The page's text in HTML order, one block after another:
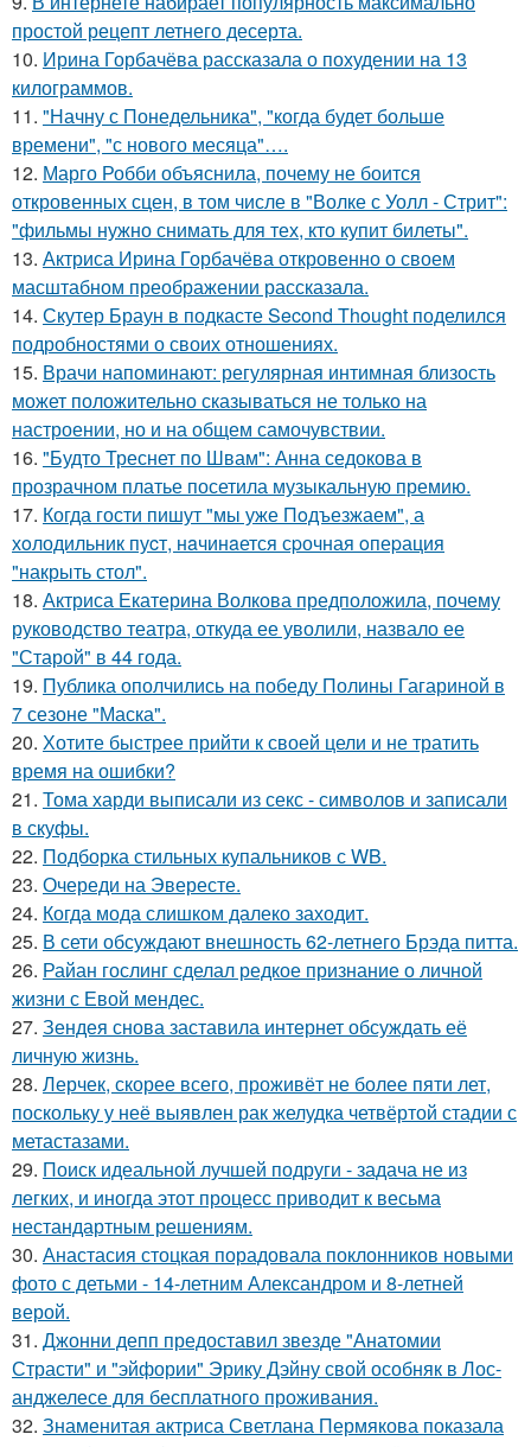
простой рецепт летнего десерта.
10. Ирина Горбачёва рассказала о похудении на 13
килограммов.
11. "Начну с Понедельника", "когда будет больше
времени", "с нового месяца"….
12. Марго Робби объяснила, почему не боится
откровенных сцен, в том числе в "Волке с Уолл - Стрит":
"фильмы нужно снимать для тех, кто купит билеты".
13. Актриса Ирина Горбачёва откровенно о своем
масштабном преображении рассказала.
14. Скутер Браун в подкасте Second Thought поделился
подробностями о своих отношениях.
15. Врачи напоминают: регулярная интимная близость
может положительно сказываться не только на
настроении, но и на общем самочувствии.
16. "Будто Треснет по Швам": Анна седокова в
прозрачном платье посетила музыкальную премию.
17. Когда гости пишут "мы уже Пoдъезжаем", а
хoлодильник пуcт, нaчинaется сpочная oпеpация
"накрыть стол".
18. Актриса Екатерина Волкова предположила, почему
руководство театра, откуда ее уволили, назвало ее
"Старой" в 44 года.
19. Публика ополчились на победу Полины Гагариной в
7 сезоне "Маска".
20. Хотите быстрее прийти к своей цели и не тратить
время на ошибки?
21. Тома харди выписали из секс - символов и записали
в скуфы.
22. Подборка стильных купальников с WB.
23. Очереди на Эвересте.
24. Когда мода слишком далеко заходит.
25. В сети обсуждают внешность 62-летнего Брэда питта.
26. Райан гослинг сделал редкое признание о личной
жизни с Евой мендес.
27. Зендея снова заставила интернет обсуждать её
личную жизнь.
28. Лерчек, скорее всего, проживёт не более пяти лет,
поскольку у неё выявлен рак желудка четвёртой стадии с
метастазами.
29. Поиск идеальной лучшей подруги - задача не из
легких, и иногда этот процесс приводит к весьма
нестандартным решениям.
30. Анастасия стоцкая порадовала поклонников новыми
фото с детьми - 14-летним Александром и 8-летней
верой.
31. Джонни депп предоставил звезде "Анатомии
Страсти" и "эйфории" Эрику Дэйну свой особняк в Лос-
анджелесе для бесплатного проживания.
32. Знаменитая актриса Светлана Пермякова показала